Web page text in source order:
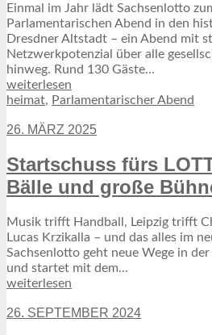
Einmal im Jahr lädt Sachsenlotto
Parlamentarischen Abend in den
Dresdner Altstadt – ein Abend mit
Netzwerkpotenzial über alle
hinweg. Rund 130 Gäste…
weiterlesen
heimat, Parlamentarischer Abend
26. MÄRZ 2025
Startschuss fürs
Bälle und große
Musik trifft Handball, Leipzig trifft
Lucas Krzikalla – und das alles im
Sachsenlotto geht neue Wege in
und startet mit dem...
weiterlesen
26. SEPTEMBER 2024